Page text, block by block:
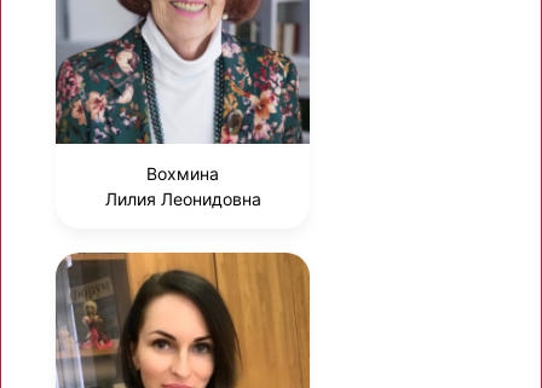
Вохмина
Лилия Леонидовна